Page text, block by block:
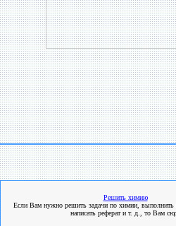
Решить химию
Если Вам нужно решить задачи по химии, выполнить
написать реферат и т. д., то Вам